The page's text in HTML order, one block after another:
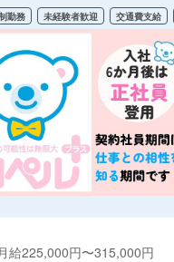
勤務 未経験者歓迎 交通費支給
給225,000円〜315,000円